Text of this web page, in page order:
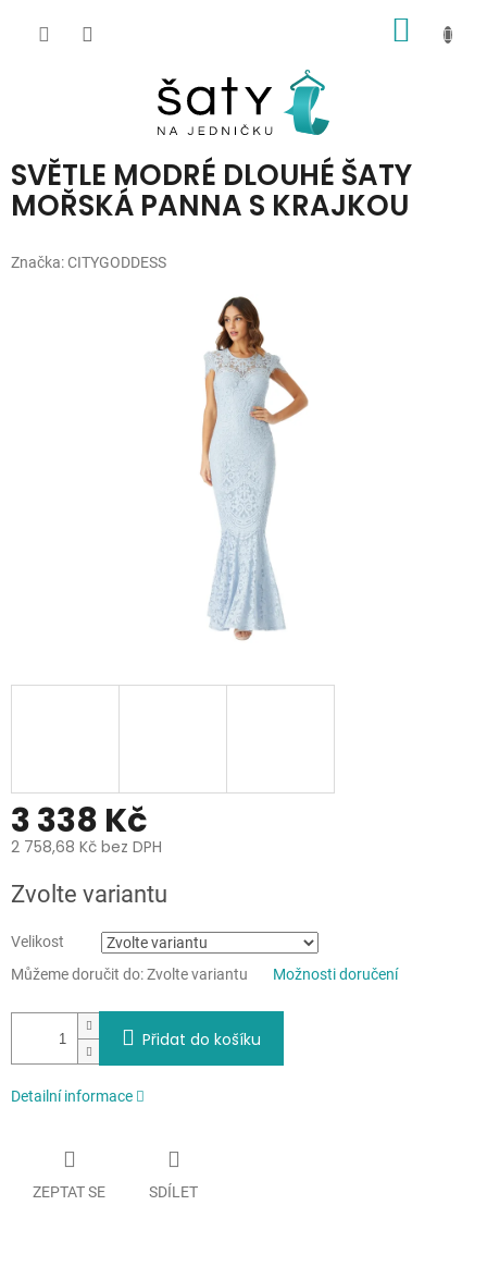
SVĚTLE MODRÉ DLOUHÉ ŠATY
MOŘSKÁ PANNA S KRAJKOU
Značka:CITYGODDESS
3 338 Kč
2 758,68 Kč bez DPH
cena:
Zvolte variantu
Velikost
Můžeme doručit do:Zvolte variantu Možnosti doručení
Přidat do košíku
Detailní informace
ZEPTAT SE SDÍLET